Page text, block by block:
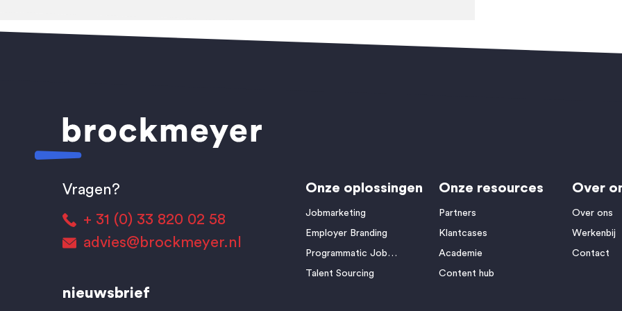
Vragen?
+ 31 (0) 33 820 02 58
advies@brockmeyer.nl
nieuwsbrief
Onze oplossingen
Jobmarketing
Employer Branding
Programmatic Jobmarketing
Talent Sourcing
Onze resources
Partners
Klantcases
Academie
Content hub
Over
Over ons
Werkenbij
Contact